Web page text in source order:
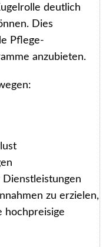
deutlich
Dies
Pflege-
anzubieten.
zu erzielen,
hochpreisige